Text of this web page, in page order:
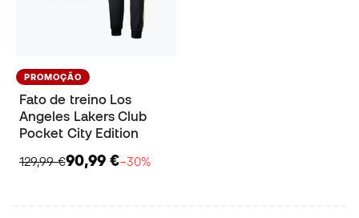
PROMOÇÃO
Fato de treino Los
Angeles Lakers Club
Pocket City Edition
129,99 €90,99 €−30%